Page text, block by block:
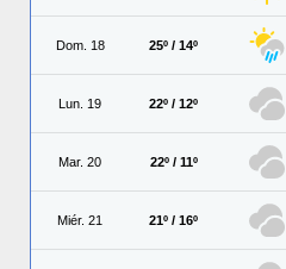
Dom. 18 25º / 14º
Lun. 19 22º / 12º
Mar. 20 22º / 11º
Miér. 21 21º / 16º